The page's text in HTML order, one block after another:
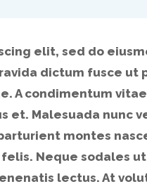
elit, sed do
dictum fusce ut
A condimentum
Malesuada nunc
montes
Neque sodales
lectus. At